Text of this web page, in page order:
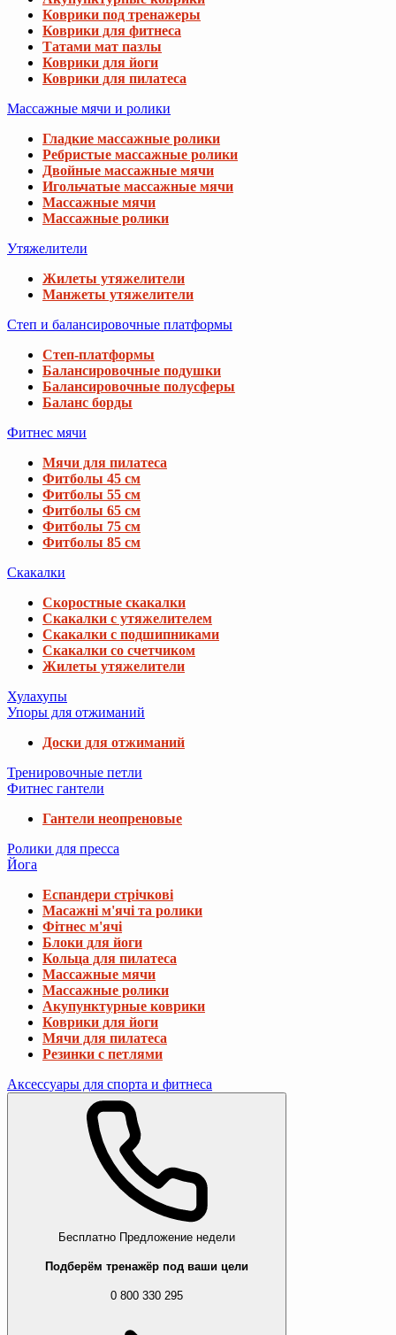
Коврики под тренажеры
Коврики для фитнеса
Татами мат пазлы
Коврики для йоги
Коврики для пилатеса
Массажные мячи и ролики
Гладкие массажные ролики
Ребристые массажные ролики
Двойные массажные мячи
Игольчатые массажные мячи
Массажные мячи
Массажные ролики
Утяжелители
Жилеты утяжелители
Манжеты утяжелители
Степ и балансировочные платформы
Степ-платформы
Балансировочные подушки
Балансировочные полусферы
Баланс борды
Фитнес мячи
Мячи для пилатеса
Фитболы 45 см
Фитболы 55 см
Фитболы 65 см
Фитболы 75 см
Фитболы 85 см
Скакалки
Скоростные скакалки
Скакалки с утяжелителем
Скакалки с подшипниками
Скакалки со счетчиком
Жилеты утяжелители
Хулахупы
Упоры для отжиманий
Доски для отжиманий
Тренировочные петли
Фитнес гантели
Гантели неопреновые
Ролики для пресса
Йога
Еспандери стрічкові
Масажні м'ячі та ролики
Фітнес м'ячі
Блоки для йоги
Кольца для пилатеса
Массажные мячи
Массажные ролики
Акупунктурные коврики
Коврики для йоги
Мячи для пилатеса
Резинки с петлями
Аксессуары для спорта и фитнеса
Бесплатно Предложение недели
Подберём тренажёр под ваши цели
0 800 330 295